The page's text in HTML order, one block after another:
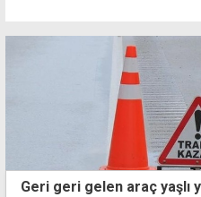
Geri geri gelen araç yaşlı